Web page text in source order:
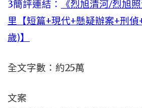
3簡評連結：
《烈旭清河/烈旭
里【短篇+現代+懸疑辦案+刑
歲)】
全文字數：約25萬
文案